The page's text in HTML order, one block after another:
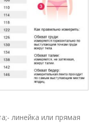
линейка или прямая